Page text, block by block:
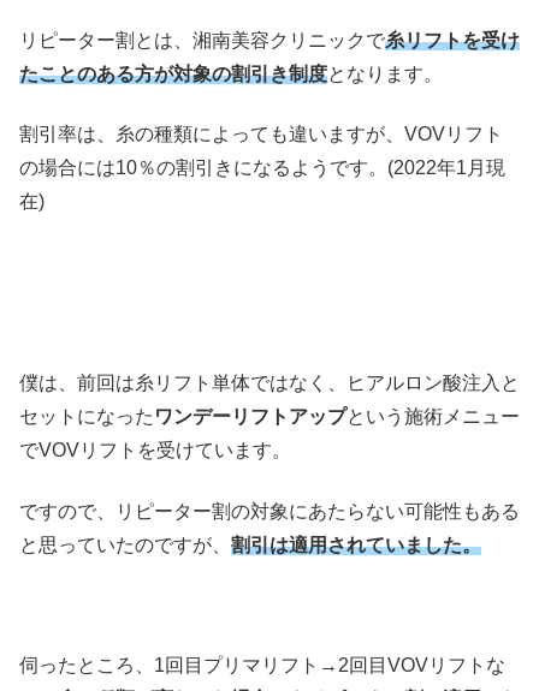
リピーター割とは、湘南美容クリニックで糸リフトを受け
たことのある方が対象の割引き制度となります。
割引率は、糸の種類によっても違いますが、VOVリフト
の場合には10％の割引きになるようです。(2022年1月現
在)
僕は、前回は糸リフト単体ではなく、ヒアルロン酸注入と
セットになった ワンデーリフトアップという施術メニュー
でVOVリフトを受けています。
ですので、リピーター割の対象にあたらない可能性もある
と思っていたのですが、 割引は適用されていました。
伺ったところ、1回目プリマリフト→2回目VOVリフトな